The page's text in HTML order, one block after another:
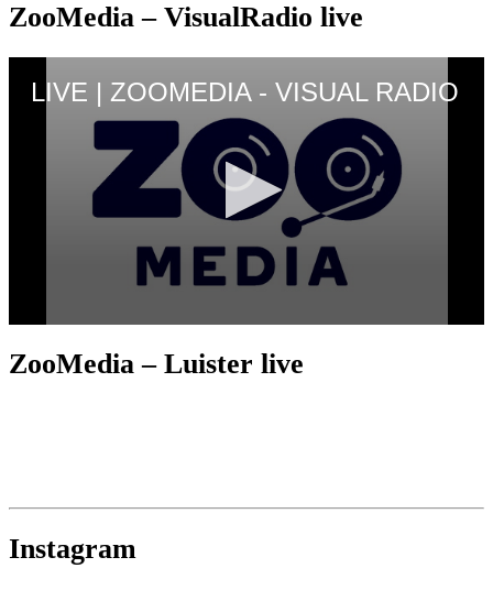
ZooMedia – VisualRadio live
ZooMedia – Luister live
Instagram